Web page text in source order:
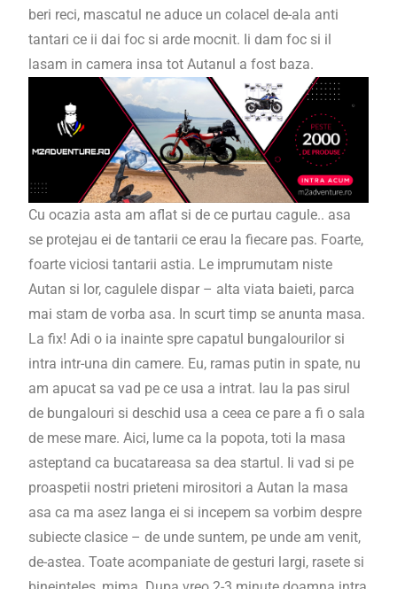
beri reci, mascatul ne aduce un colacel de-ala anti
tantari ce ii dai foc si arde mocnit. Ii dam foc si il
lasam in camera insa tot Autanul a fost baza.
Cu ocazia asta am aflat si de ce purtau cagule.. asa
se protejau ei de tantarii ce erau la fiecare pas. Foarte,
foarte viciosi tantarii astia. Le imprumutam niste
Autan si lor, cagulele dispar – alta viata baieti, parca
mai stam de vorba asa. In scurt timp se anunta masa.
La fix! Adi o ia inainte spre capatul bungalourilor si
intra intr-una din camere. Eu, ramas putin in spate, nu
am apucat sa vad pe ce usa a intrat. Iau la pas sirul
de bungalouri si deschid usa a ceea ce pare a fi o sala
de mese mare. Aici, lume ca la popota, toti la masa
asteptand ca bucatareasa sa dea startul. Ii vad si pe
proaspetii nostri prieteni mirositori a Autan la masa
asa ca ma asez langa ei si incepem sa vorbim despre
subiecte clasice – de unde suntem, pe unde am venit,
de-astea. Toate acompaniate de gesturi largi, rasete si